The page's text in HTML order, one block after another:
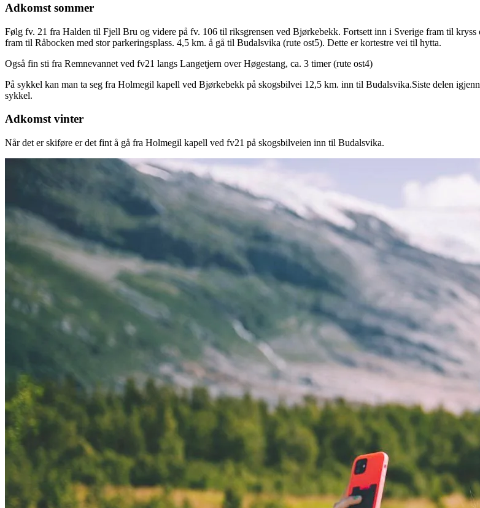
Adkomst sommer
Følg fv. 21 fra Halden til Fjell Bru og videre på fv. 106 til riksgrensen ved Bjørkebekk. Fortsett inn i Sverige fram til
fram til Råbocken med stor parkeringsplass. 4,5 km. å gå til Budalsvika (rute ost5). Dette er kortestre vei til hytta.
Også fin sti fra Remnevannet ved fv21 langs Langetjern over Høgestang, ca. 3 timer (rute ost4)
På sykkel kan man ta seg fra Holmegil kapell ved Bjørkebekk på skogsbilvei 12,5 km. inn til Budalsvika.Siste delen
sykkel.
Adkomst vinter
Når det er skiføre er det fint å gå fra Holmegil kapell ved fv21 på skogsbilveien inn til Budalsvika.